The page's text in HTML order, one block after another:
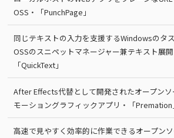
OSS・「PunchPage」
同じテキストの入力を支援するWindowsのタ
OSSのスニペットマネージャー兼テキスト展開
「QuickText」
After Effects代替として開発されたオープンソ
モーショングラフィックアプリ・「Premation
高速で見やすく効率的に作業できるオープン